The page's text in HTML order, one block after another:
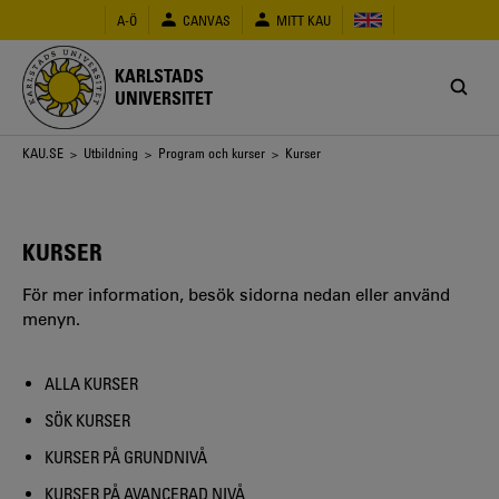
huvudinnehåll
A-Ö CANVAS MITT KAU
KARLSTADS
UNIVERSITET
Länkstig
KAU.SE > Utbildning > Program och kurser > Kurser
KURSER
För mer information, besök sidorna nedan eller använd
menyn.
ALLA KURSER
SÖK KURSER
KURSER PÅ GRUNDNIVÅ
KURSER PÅ AVANCERAD NIVÅ